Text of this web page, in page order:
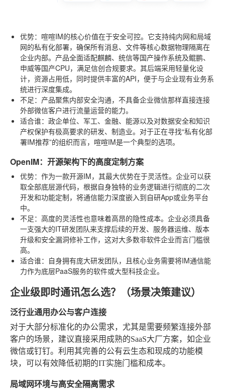
优势：喧喧IM的核心价值在于安全可控。它支持纯内网和局域
网的私有化部署，确保所有消息、文件等核心数据物理隔离在
企业内部。产品全面适配麒麟、统信等国产操作系统及鲲鹏、
申威等国产CPU，满足信创合规要求。其后端采用轻量化设
计，资源占用低，同时提供丰富的API，便于与企业现有业务系
统进行深度集成。
不足：产品聚焦内部安全沟通，不具备企业微信那样直接连接
外部微信客户进行流量运营的能力。
适合谁：政企单位、军工、金融、能源以及对数据安全和知识
产权保护有极高要求的研发、制造业。对于正在寻找“私有化部
署IM推荐”的组织而言，喧喧IM是一个典型的选项。
OpenIM：开源架构下的高度定制方案
优势：作为一款开源IM，其最大优势在于灵活性。企业可以获
取全部底层源代码，根据自身独特的业务逻辑进行彻底的二次
开发和功能定制，将通信能力深度嵌入到自研App或业务平台
中。
不足：高度的灵活性也意味着高昂的隐性成本。企业必须具备
一支强大的IT研发团队来支撑后续的开发、服务器运维、版本
升级和安全漏洞修补工作，这对大多数非软件企业而言门槛很
高。
适合谁：自身拥有庞大研发团队，且核心业务需要将IM通信能
力作为底层PaaS服务的软件或大型科技企业。
企业级即时通讯怎么选？（场景决策建议）
泛行业通用办公与客户连接
对于大部分标准化的办公需求，尤其是需要频繁连接外部
客户的场景，建议直接采用成熟的SaaS大厂方案，如企业
微信或钉钉。利用其完善的公有云生态和现成的功能模
块，可以有效降低初期的IT实施门槛和成本。
局域网环境与高安全隔离需求